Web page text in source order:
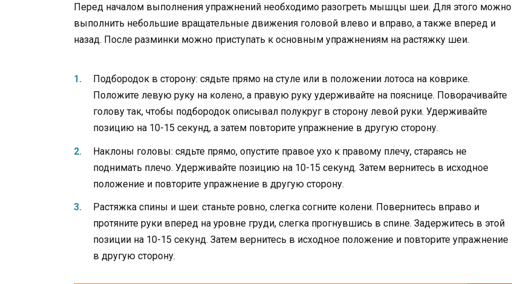
Перед началом выполнения упражнений необходимо разогреть мышцы шеи. Для этого можно
выполнить небольшие вращательные движения головой влево и вправо, а также вперед и
назад. После разминки можно приступать к основным упражнениям на растяжку шеи.
Подбородок в сторону: сядьте прямо на стуле или в положении лотоса на коврике.
Положите левую руку на колено, а правую руку удерживайте на пояснице. Поворачивайте
голову так, чтобы подбородок описывал полукруг в сторону левой руки. Удерживайте
позицию на 10-15 секунд, а затем повторите упражнение в другую сторону.
Наклоны головы: сядьте прямо, опустите правое ухо к правому плечу, стараясь не
поднимать плечо. Удерживайте позицию на 10-15 секунд. Затем вернитесь в исходное
положение и повторите упражнение в другую сторону.
Растяжка спины и шеи: станьте ровно, слегка согните колени. Повернитесь вправо и
протяните руки вперед на уровне груди, слегка прогнувшись в спине. Задержитесь в этой
позиции на 10-15 секунд. Затем вернитесь в исходное положение и повторите упражнение
в другую сторону.